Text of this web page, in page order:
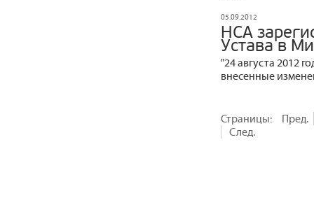
05.09.2012
НСА
Устава в
"24 августа 2012
внесенные
Страницы:
Пред.
След.